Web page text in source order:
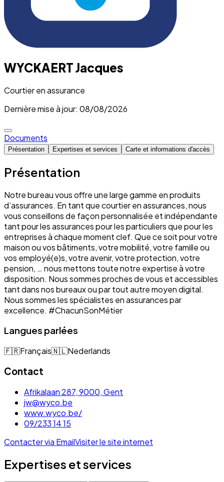
WYCKAERT Jacques
Courtier en assurance
Dernière mise à jour: 08/08/2026
Documents
Présentation Expertises et services Carte et informations d'accès
Présentation
Notre bureau vous offre une large gamme en produits
d’assurances. En tant que courtier en assurances, nous
vous conseillons de façon personnalisée et indépendante
tant pour les assurances pour les particuliers que pour les
entreprises à chaque moment clef. Que ce soit pour votre
maison ou vos bâtiments, votre mobilité, votre famille ou
vos employé(e)s, votre avenir, votre protection, votre
pension, … nous mettons toute notre expertise à votre
disposition. Nous sommes proches de vous et accessibles
tant dans nos bureaux ou par tout autre moyen digital.
Nous sommes les spécialistes en assurances par
excellence. #ChacunSonMétier
Langues parlées
🇫🇷Français🇳🇱Nederlands
Contact
Afrikalaan 287, 9000, Gent
jw@wyco.be
www.wyco.be/
09/233 14 15
Contacter via EmailVisiter le site internet
Expertises et services